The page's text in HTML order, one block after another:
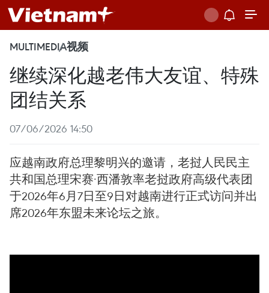
MULTIMEDIA视频
继续深化越老伟大友谊、特殊
团结关系
07/06/2026 14:50
应越南政府总理黎明兴的邀请，老挝人民民主
共和国总理宋赛·西潘敦率老挝政府高级代表团
于2026年6月7日至9日对越南进行正式访问并出
席2026年东盟未来论坛之旅。